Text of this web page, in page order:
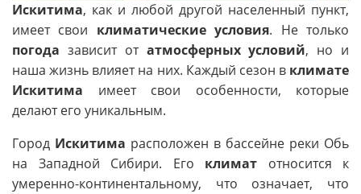
Искитима, как и любой другой населенный пункт,
имеет свои климатические условия. Не только
погода зависит от атмосферных условий, но и
наша жизнь влияет на них. Каждый сезон в климате
Искитима имеет свои особенности, которые
делают его уникальным.
Город Искитима расположен в бассейне реки Обь
на Западной Сибири. Его климат относится к
умеренно-континентальному, что означает, что